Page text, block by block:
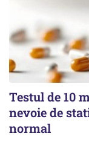
Testul de 10
nevoie de
normal